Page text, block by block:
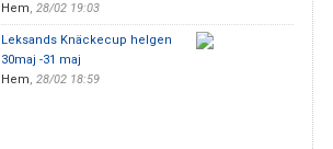
Hem, 28/02 19:03
Leksands Knäckecup helgen
30maj -31 maj
Hem, 28/02 18:59